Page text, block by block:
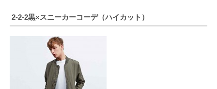
2-2-2黒×スニーカーコーデ（ハイカット）